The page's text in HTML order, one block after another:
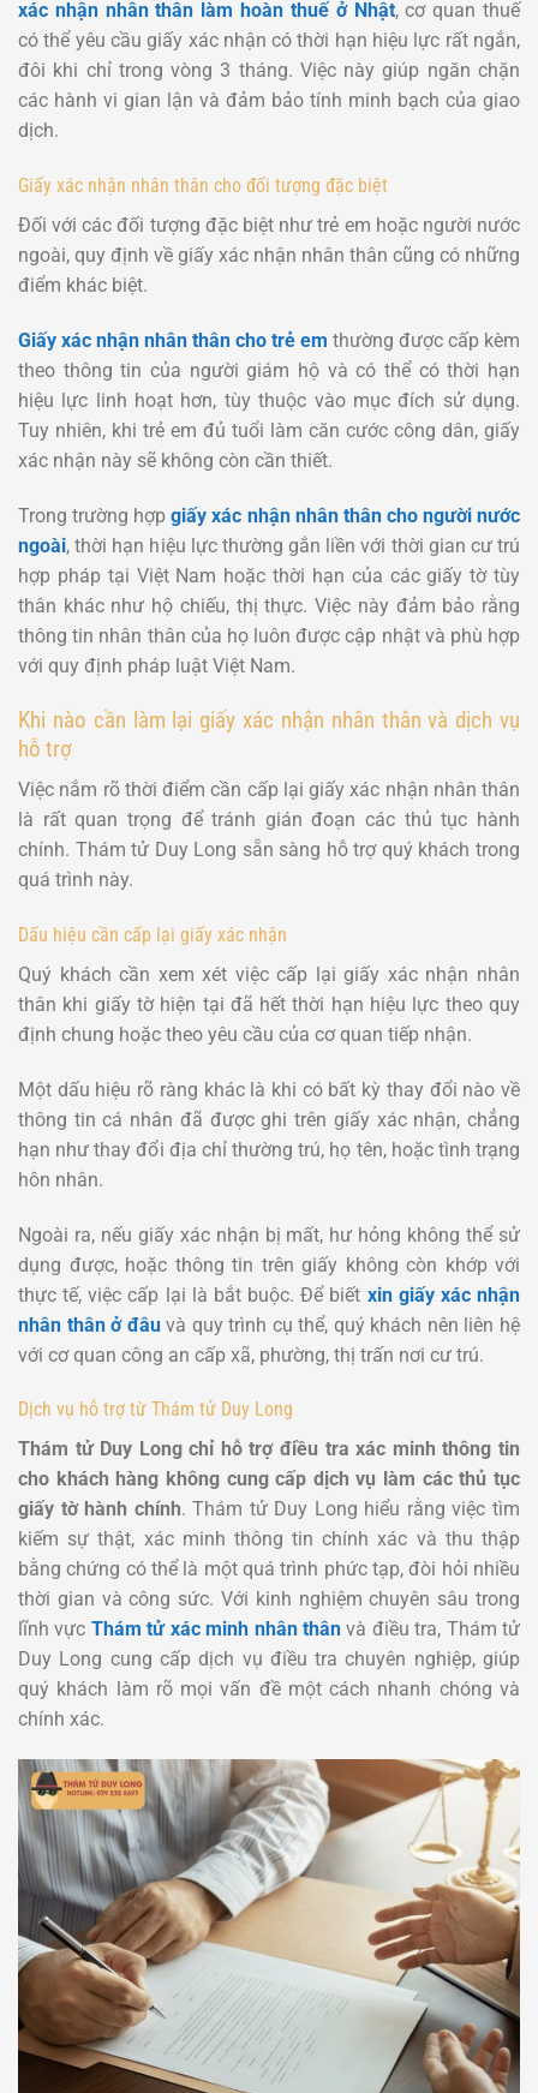
xác nhận nhân thân làm hoàn thuế ở Nhật, cơ quan thuế
có thể yêu cầu giấy xác nhận có thời hạn hiệu lực rất ngắn,
đôi khi chỉ trong vòng 3 tháng. Việc này giúp ngăn chặn
các hành vi gian lận và đảm bảo tính minh bạch của giao
dịch.
Giấy xác nhận nhân thân cho đối tượng đặc biệt
Đối với các đối tượng đặc biệt như trẻ em hoặc người nước
ngoài, quy định về giấy xác nhận nhân thân cũng có những
điểm khác biệt.
Giấy xác nhận nhân thân cho trẻ em thường được cấp kèm
theo thông tin của người giám hộ và có thể có thời hạn
hiệu lực linh hoạt hơn, tùy thuộc vào mục đích sử dụng.
Tuy nhiên, khi trẻ em đủ tuổi làm căn cước công dân, giấy
xác nhận này sẽ không còn cần thiết.
Trong trường hợpgiấy xác nhận nhân thân cho người nước
ngoài, thời hạn hiệu lực thường gắn liền với thời gian cư trú
hợp pháp tại Việt Nam hoặc thời hạn của các giấy tờ tùy
thân khác như hộ chiếu, thị thực. Việc này đảm bảo rằng
thông tin nhân thân của họ luôn được cập nhật và phù hợp
với quy định pháp luật Việt Nam.
Khi nào cần làm lại giấy xác nhận nhân thân và dịch vụ
hỗ trợ
Việc nắm rõ thời điểm cần cấp lại giấy xác nhận nhân thân
là rất quan trọng để tránh gián đoạn các thủ tục hành
chính. Thám tử Duy Long sẵn sàng hỗ trợ quý khách trong
quá trình này.
Dấu hiệu cần cấp lại giấy xác nhận
Quý khách cần xem xét việc cấp lại giấy xác nhận nhân
thân khi giấy tờ hiện tại đã hết thời hạn hiệu lực theo quy
định chung hoặc theo yêu cầu của cơ quan tiếp nhận.
Một dấu hiệu rõ ràng khác là khi có bất kỳ thay đổi nào về
thông tin cá nhân đã được ghi trên giấy xác nhận, chẳng
hạn như thay đổi địa chỉ thường trú, họ tên, hoặc tình trạng
hôn nhân.
Ngoài ra, nếu giấy xác nhận bị mất, hư hỏng không thể sử
dụng được, hoặc thông tin trên giấy không còn khớp với
thực tế, việc cấp lại là bắt buộc. Để biết xin giấy xác nhận
nhân thân ở đâuvà quy trình cụ thể, quý khách nên liên hệ
với cơ quan công an cấp xã, phường, thị trấn nơi cư trú.
Dịch vụ hỗ trợ từ Thám tử Duy Long
Thám tử Duy Long chỉ hỗ trợ điều tra xác minh thông tin
cho khách hàng không cung cấp dịch vụ làm các thủ tục
giấy tờ hành chính. Thám tử Duy Long hiểu rằng việc tìm
kiếm sự thật, xác minh thông tin chính xác và thu thập
bằng chứng có thể là một quá trình phức tạp, đòi hỏi nhiều
thời gian và công sức. Với kinh nghiệm chuyên sâu trong
lĩnh vực Thám tử xác minh nhân thânvà điều tra, Thám tử
Duy Long cung cấp dịch vụ điều tra chuyên nghiệp, giúp
quý khách làm rõ mọi vấn đề một cách nhanh chóng và
chính xác.